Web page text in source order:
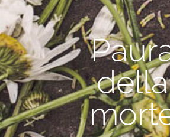
della